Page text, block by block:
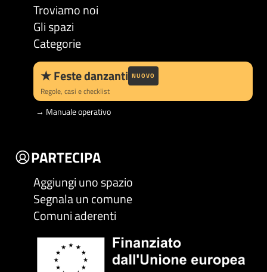
Troviamo noi
Gli spazi
Categorie
★Feste danzanti NUOVO
Regole, casi e checklist
→ Manuale operativo
PARTECIPA
Aggiungi uno spazio
Segnala un comune
Comuni aderenti